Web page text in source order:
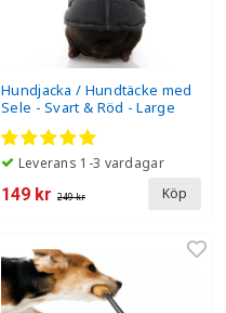
Hundjacka / Hundtäcke med
Sele - Svart & Röd - Large
Leverans 1-3 vardagar
149 kr 249 kr Köp